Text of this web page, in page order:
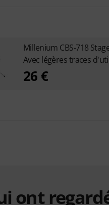
Millenium CBS-718
Avec légères traces
26 €
ont